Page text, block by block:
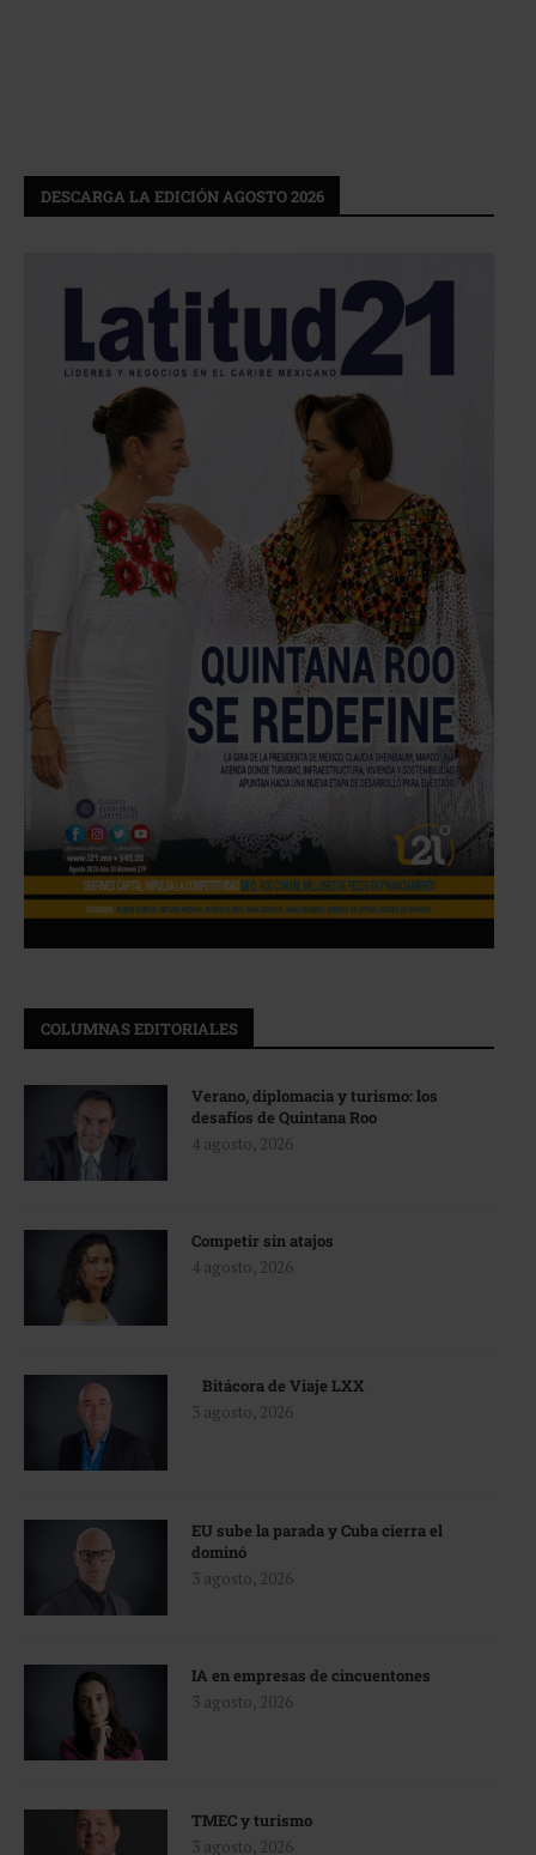
DESCARGA LA EDICIÓN AGOSTO 2026
COLUMNAS EDITORIALES
Verano, diplomacia y turismo: los
desafíos de Quintana Roo
4 agosto, 2026
Competir sin atajos
4 agosto, 2026
Bitácora de Viaje LXX
3 agosto, 2026
EU sube la parada y Cuba cierra el
dominó
3 agosto, 2026
IA en empresas de cincuentones
3 agosto, 2026
TMEC y turismo
3 agosto, 2026